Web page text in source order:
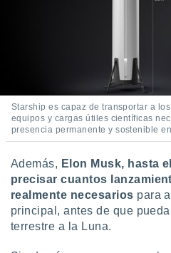
Starship es capaz de transportar a
equipos y cargas útiles científicas
presencia permanente y sostenible
Además, Elon Musk, hasta
precisar cuantos
realmente necesarios para
principal, antes de que
terrestre a la Luna.